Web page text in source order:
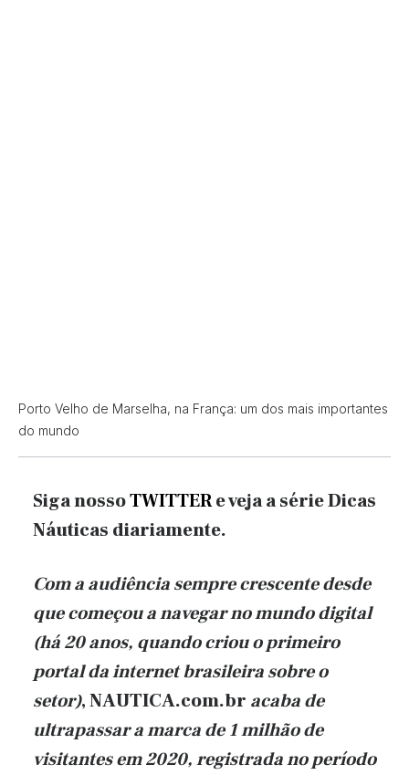
Porto Velho de Marselha, na França: um dos mais importantes
do mundo
Siga nossoTWITTERe veja a série Dicas
Náuticas diariamente.
Com a audiência sempre crescente desde
que começou a navegar no mundo digital
(há 20 anos, quando criou o primeiro
portal da internet brasileira sobre o
setor),NAUTICA.com.br acaba de
ultrapassar a marca de 1 milhão de
visitantes em 2020, registrada no período